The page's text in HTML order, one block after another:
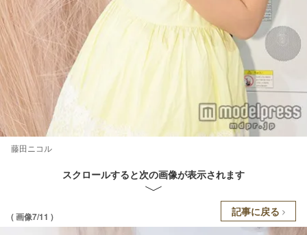
藤田ニコル
スクロールすると次の画像が表示されます
( 画像7/11 ) 記事に戻る